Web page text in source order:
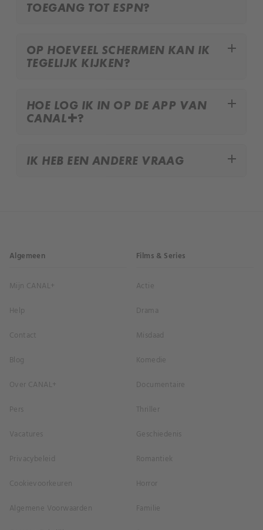
TOEGANG TOT ESPN?
OP HOEVEEL SCHERMEN KAN IK
TEGELIJK KIJKEN?
add
HOE LOG IK IN OP DE APP VAN
CANAL+?
add
IK HEB EEN ANDERE VRAAG add
Algemeen
Mijn CANAL+
Help
Contact
Blog
Over CANAL+
Pers
Vacatures
Privacybeleid
Cookievoorkeuren
Algemene Voorwaarden
Films & Series
Actie
Drama
Misdaad
Komedie
Documentaire
Thriller
Geschiedenis
Romantiek
Horror
Familie